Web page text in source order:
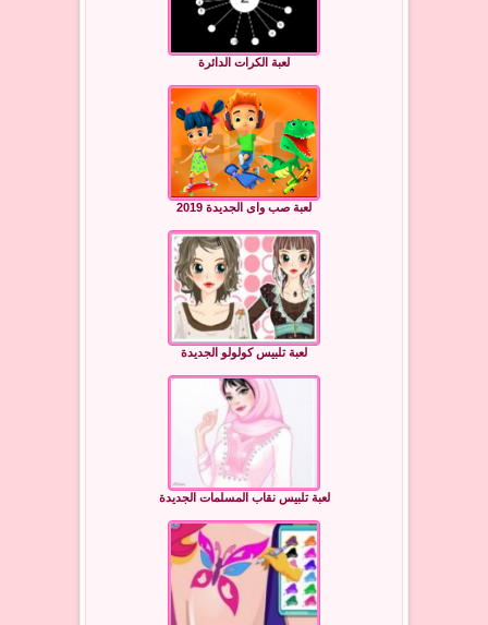
لعبة الكرات الدائرة
لعبة صب واى الجديدة 2019
لعبة تلبيس كولولو الجديدة
لعبة تلبيس نقاب المسلمات الجديدة